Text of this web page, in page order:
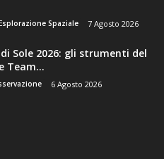
Spaziale 7 Agosto 2026
Sole 2026: gli strumenti del
Team...
6 Agosto 2026